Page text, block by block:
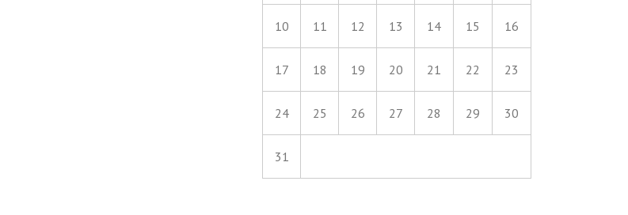
10 11 12 13 14 15 16
17 18 19 20 21 22 23
24 25 26 27 28 29 30
31